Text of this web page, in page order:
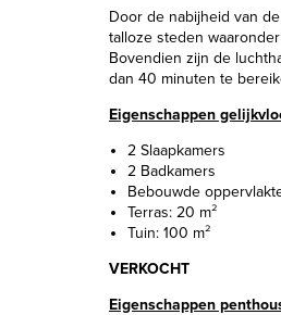
Door de nabijheid van
talloze steden
Bovendien zijn de
dan 40 minuten te
Eigenschappen
2 Slaapkamers
2 Badkamers
Bebouwde
Terras: 20 m²
Tuin: 100 m²
VERKOCHT
Eigenschappen